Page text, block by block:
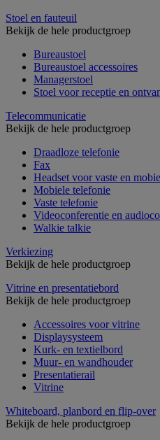
Stoel en fauteuil
Bekijk de hele productgroep
Bureaustoel
Bureaustoel accessoires
Managerstoel
Stoel voor receptie en
Telecommunicatie
Bekijk de hele productgroep
Draadloze telefonie
Fax
Headset voor vaste en
Mobiele telefonie
Vaste telefonie
Videoconferentie en
Walkie talkie
Verkiezing
Bekijk de hele productgroep
Vitrine en presentatiebord
Bekijk de hele productgroep
Accessoires voor vitrine
Displaysysteem
Kurk- en textielbord
Muur- en wandhouder
Presentatierail
Vitrine
Whiteboard, planbord en flip-over
Bekijk de hele productgroep